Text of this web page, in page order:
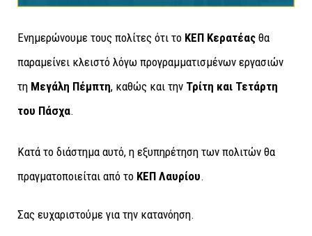
Ενημερώνουμε τους πολίτες ότι το ΚΕΠ Κερατέας θα
παραμείνει κλειστό λόγω προγραμματισμένων εργασιών
τη Μεγάλη Πέμπτη, καθώς και την Τρίτη και Τετάρτη
του Πάσχα.
Κατά το διάστημα αυτό, η εξυπηρέτηση των πολιτών θα
πραγματοποιείται από το ΚΕΠ Λαυρίου.
Σας ευχαριστούμε για την κατανόηση.